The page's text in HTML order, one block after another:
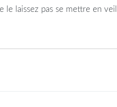
laissez pas se mettre en